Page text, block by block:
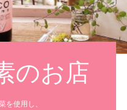
のお店
を使用し、